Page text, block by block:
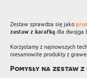
Zestaw sprawdza się jako
zestaw z karafką dla dwojga
Korzystamy z najnowszych
niesamowite produkty z
Pomysły na zestaw